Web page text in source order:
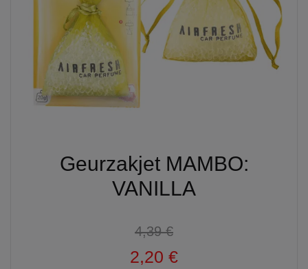
Geurzakjet MAMBO:
VANILLA
4,39 €
2,20 €